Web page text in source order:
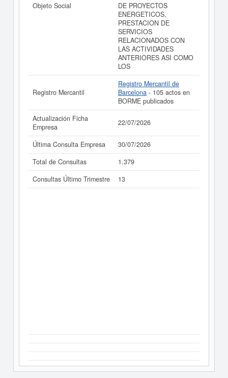
Objeto Social
DE PROYECTOS
ENERGETICOS,
PRESTACION DE
SERVICIOS
RELACIONADOS CON
LAS ACTIVIDADES
ANTERIORES ASI COMO
LOS
Registro Mercantil
Registro Mercantil de
Barcelona - 105 actos en
BORME publicados
Actualización Ficha
Empresa
22/07/2026
Última Consulta Empresa
30/07/2026
Total de Consultas
1.379
Consultas Último Trimestre
13